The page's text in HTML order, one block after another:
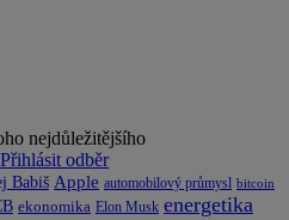
nejdůležitějšího
Přihlásit odběr
Babiš Apple automobilový průmysl bitcoin
ekonomika Elon Musk energetika